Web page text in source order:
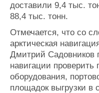
доставили 9,4 тыс.
88,4 тыс. тонн.
Отмечается, что со
арктическая
Дмитрий Садовников
навигации проверить
оборудования,
площадок выгрузки в